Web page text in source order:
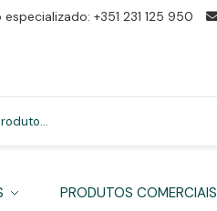
+351 231 125 950
PRODUTOS COMERCIAIS